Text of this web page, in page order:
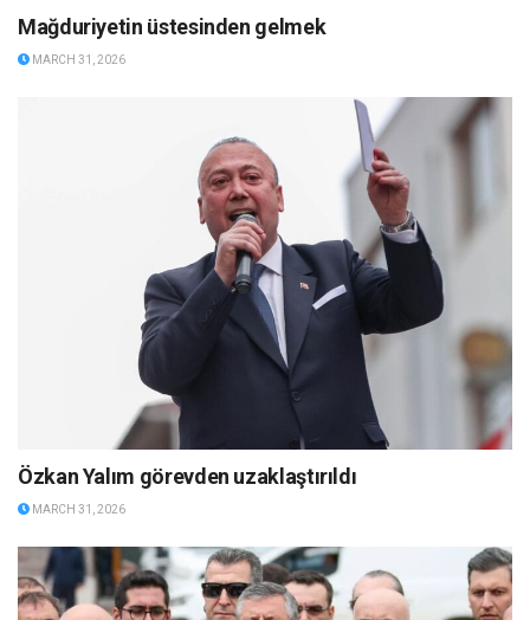
Mağduriyetin üstesinden gelmek
MARCH 31, 2026
Özkan Yalım görevden uzaklaştırıldı
MARCH 31, 2026